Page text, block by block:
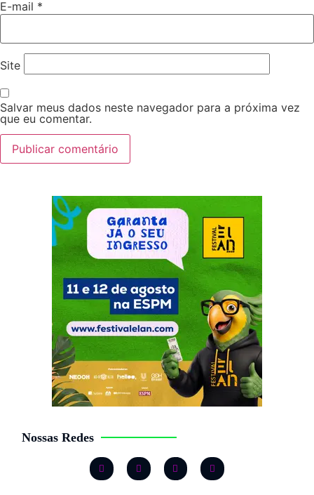
E-mail *
Site
Salvar meus dados neste navegador para a próxima vez
que eu comentar.
Nossas Redes